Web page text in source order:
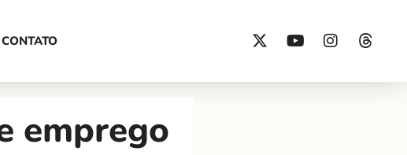
CONTATO
emprego